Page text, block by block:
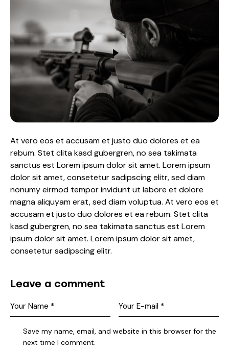
At vero eos et accusam et justo duo dolores et ea
rebum. Stet clita kasd gubergren, no sea takimata
sanctus est Lorem ipsum dolor sit amet. Lorem ipsum
dolor sit amet, consetetur sadipscing elitr, sed diam
nonumy eirmod tempor invidunt ut labore et dolore
magna aliquyam erat, sed diam voluptua. At vero eos et
accusam et justo duo dolores et ea rebum. Stet clita
kasd gubergren, no sea takimata sanctus est Lorem
ipsum dolor sit amet. Lorem ipsum dolor sit amet,
consetetur sadipscing elitr.
Leave a comment
Save my name, email, and website in this browser for the
next time I comment.